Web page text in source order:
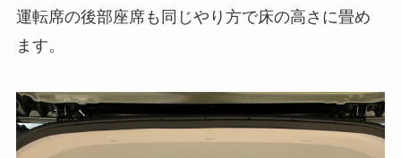
運転席の後部座席も同じやり方で床の高さに畳め
ます。